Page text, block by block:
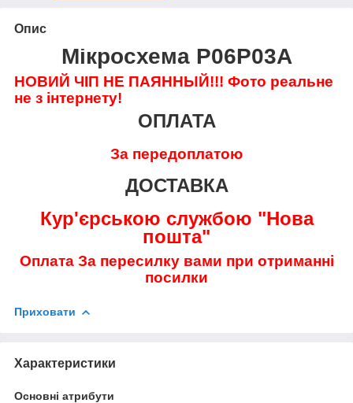
Опис
Мікросхема P06P03A
НОВИЙ ЧІП НЕ ПАЯННЫЙ!!! Фото реальне
не з інтернету!
ОПЛАТА
За передоплатою
ДОСТАВКА
Кур'єрською службою "Нова
пошта"
Оплата За пересилку вами при отриманні
посилки
Приховати
Характеристики
Основні атрибути